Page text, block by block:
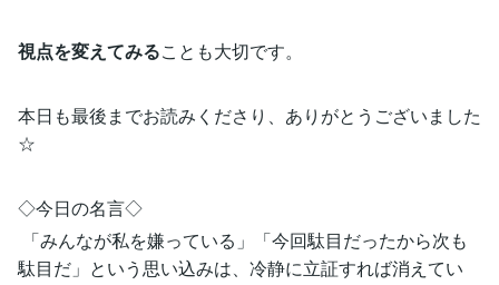
視点を変えてみることも大切です。
本日も最後までお読みくださり、ありがとうございました
☆
◇今日の名言◇
「みんなが私を嫌っている」「今回駄目だったから次も
駄目だ」という思い込みは、冷静に立証すれば消えてい